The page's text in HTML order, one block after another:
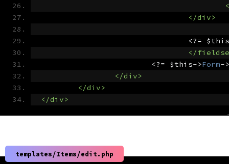
</div>
<?= $this
</
<?= $this->Form->
</div>
</div>
</div>
templates/Items/edit.php